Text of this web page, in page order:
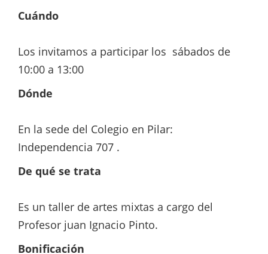
Cuándo
Los invitamos a participar los sábados de
10:00 a 13:00
Dónde
En la sede del Colegio en Pilar:
Independencia 707 .
De qué se trata
Es un taller de artes mixtas a cargo del
Profesor juan Ignacio Pinto.
Bonificación